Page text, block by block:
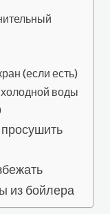
(если есть)
воды
из бойлера